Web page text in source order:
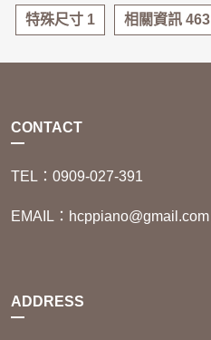
特殊尺寸 1 相關資訊 463
CONTACT
TEL：0909-027-391
EMAIL：hcppiano@gmail.com
ADDRESS